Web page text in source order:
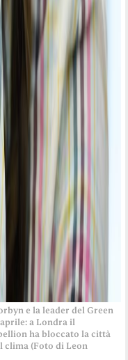
e la leader del Green
a Londra il
ha bloccato la città
clima (Foto di Leon